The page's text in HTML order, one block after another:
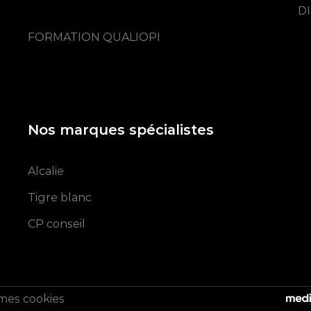
FORMATION QUALIOPI
Nos marques spécialistes
Alcalie
Tigre blanc
CP conseil
cookies